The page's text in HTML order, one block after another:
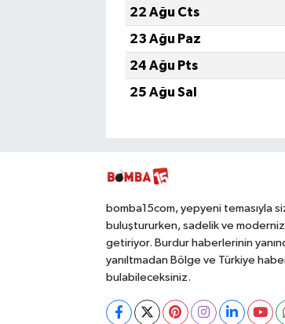
22 Ağu Cts
23 Ağu Paz
24 Ağu Pts
25 Ağu Sal
bomba15com, yepyeni temasıyla
buluştururken, sadelik ve
getiriyor. Burdur haberlerinin
yanıltmadan Bölge ve Türkiye
bulabileceksiniz.